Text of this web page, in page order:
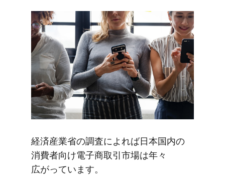
経済産業省の​調査に​よれば​日本国内の​
消費者向け電子商取引市場は​年々​
広がっています。